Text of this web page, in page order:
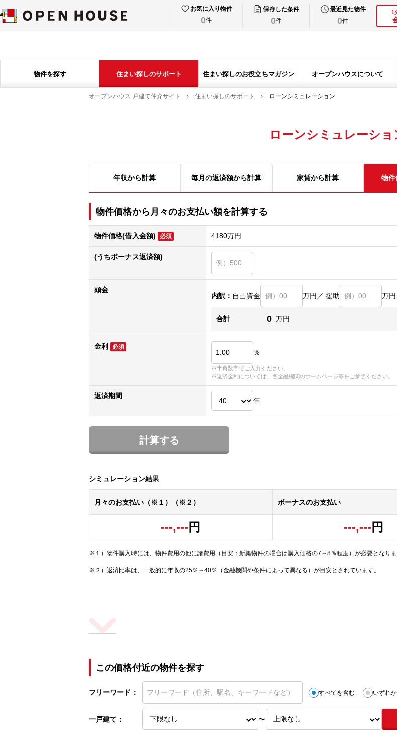
お気に入り物件
0件
保存した条件
0件
最近見た物件
0件
1
物件を探す 住まい探しのサポート 住まい探しのお役立ちマガジン オープンハウスについて
オープンハウス 戸建て仲介サイト 住まい探しのサポート ローンシミュレーション
ローンシミュレーショ
年収から計算 毎月の返済額から計算 家賃から計算 物件
物件価格から月々のお支払い額を計算する
物件価格(借入金額) 必須 4180万円
(うちボーナス返済額)
頭金
内訳： 自己資金 万円／ 援助 万円
合計 0 万円
金利 必須
％
※半角数字でご入力ください。
※返済金利については、各金融機関のホームページ等をご参照ください。
返済期間
年
計算する
シミュレーション結果
月々のお支払い（※１）（※２）
---,--- 円
ボーナスのお支払い
---,--- 円
※１）物件購入時には、物件費用の他に諸費用（目安：新築物件の場合は購入価格の7～8％程度）が必要となりま
※２）返済比率は、一般的に年収の25％～40％（金融機関や条件によって異なる）が目安とされています。
この価格付近の物件を探す
フリーワード： すべてを含む いずれ
一戸建て： 〜